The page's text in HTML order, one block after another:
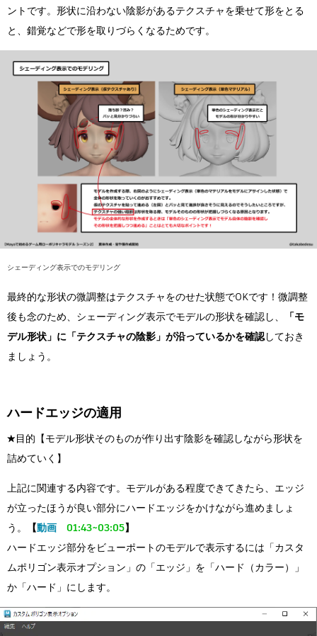
ントです。形状に沿わない陰影があるテクスチャを乗せて形をとる
と、錯覚などで形を取りづらくなるためです。
シェーディング表示でのモデリング
最終的な形状の微調整はテクスチャをのせた状態でOKです！微調整
後も念のため、シェーディング表示でモデルの形状を確認し、
「モ
デル形状」に「テクスチャの陰影」が沿っているかを確認しておき
ましょう。
ハードエッジの適用
★目的【モデル形状そのものが作り出す陰影を確認しながら形状を
詰めていく】
上記に関連する内容です。モデルがある程度できてきたら、エッジ
が立ったほうが良い部分にハードエッジをかけながら進めましょ
う。
【動画 01:43~03:05】
ハードエッジ部分をビューポートのモデルで表示するには「カスタ
ムポリゴン表示オプション」の「エッジ」を「ハード（カラー）」
か「ハード」にします。